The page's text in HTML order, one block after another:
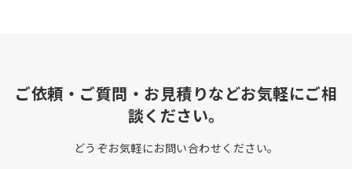
ご依頼・ご質問・お見積りなどお気軽にご相
談ください。
どうぞお気軽にお問い合わせください。